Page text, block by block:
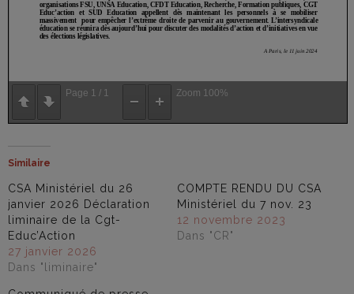
Page 1 / 1 Zoom 100%
Similaire
CSA Ministériel du 26
janvier 2026 Déclaration
liminaire de la Cgt-
Educ’Action
27 janvier 2026
Dans "liminaire"
COMPTE RENDU DU CSA
Ministériel du 7 nov. 23
12 novembre 2023
Dans "CR"